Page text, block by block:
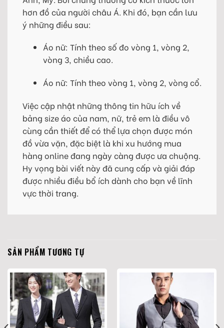
hơn đồ của người châu Á. Khi đó, bạn cần lưu
ý những điều sau:
Áo nữ: Tính theo số đo vòng 1, vòng 2,
vòng 3, chiều cao.
Áo nữ: Tính theo vòng 1, vòng 2, vòng cổ.
Việc cập nhật những thông tin hữu ích về
bảng size áo của nam, nữ, trẻ em là điều vô
cùng cần thiết để có thể lựa chọn được món
đồ vừa vặn, đặc biệt là khi xu hướng mua
hàng online đang ngày càng được ưa chuộng.
Hy vọng bài viết này đã cung cấp và giải đáp
được nhiều điều bổ ích dành cho bạn về lĩnh
vực thời trang.
SẢN PHẨM TƯƠNG TỰ